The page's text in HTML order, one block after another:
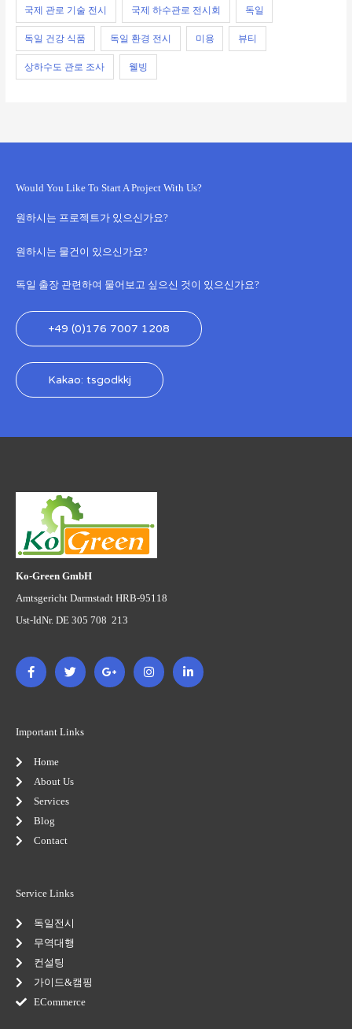
국제 관로 기술 전시 국제 하수관로 전시회 독일
독일 건강 식품 독일 환경 전시 미용 뷰티
상하수도 관로 조사 웰빙
Would You Like To Start A Project With Us?
원하시는 프로젝트가 있으신가요?
원하시는 물건이 있으신가요?
독일 출장 관련하여 물어보고 싶으신 것이 있으신가요?
+49 (0)176 7007 1208
Kakao: tsgodkkj
Ko-Green GmbH
Amtsgericht Darmstadt HRB-95118
Ust-IdNr. DE 305 708 213
F
a
c
o
T
w
i
r
G
o
o
I
n
s
L
i
n
Important Links
Home
About Us
Services
Blog
Contact
Service Links
독일전시
무역대행
컨설팅
가이드&캠핑
ECommerce